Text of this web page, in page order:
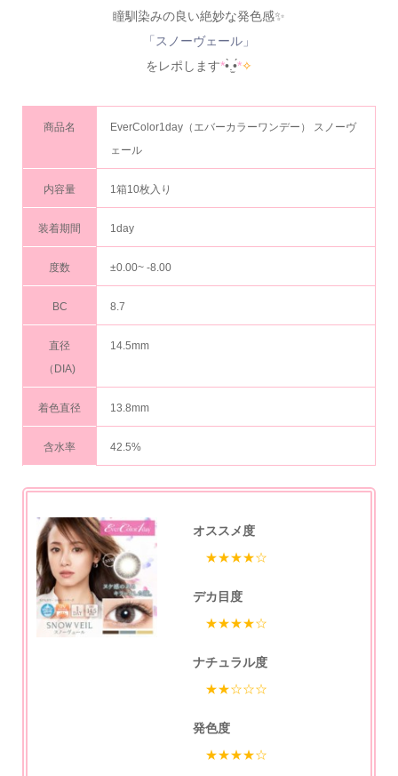
瞳馴染みの良い絶妙な発色感✨
「スノーヴェール」
をレポします*•̀.̫•́*✧
商品名
EverColor1day（エバーカラーワンデー） スノーヴ
ェール
内容量 1箱10枚入り
装着期間 1day
度数 ±0.00~ -8.00
BC 8.7
直径
（DIA)
14.5mm
着色直径 13.8mm
含水率 42.5%
オススメ度
★★★★☆
デカ目度
★★★★☆
ナチュラル度
★★☆☆☆
発色度
★★★★☆